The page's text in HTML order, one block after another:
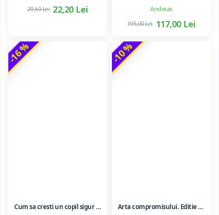
22,20 Lei
29,60 Lei Andreas
117,00 Lei
195,00 Lei
-16 %
Cum sa cresti un copil sigur de sine ... si sa-i consolidezi autostima
-10 %
Arta compromisului. Editie ne varietur - Ileana Vulpescu